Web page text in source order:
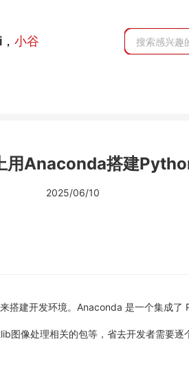
小谷
Anaconda搭建
2025/06/10
搭建开发环境。Anaconda 是一个集成了
像处理相关的包等，省去开发者需要逐